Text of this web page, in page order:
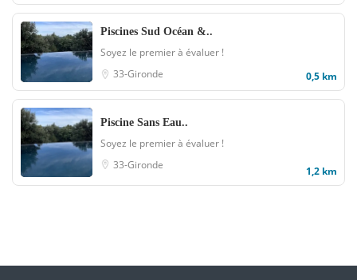
Piscines Sud Océan &..
Soyez le premier à évaluer !
33-Gironde
0,5 km
Piscine Sans Eau..
Soyez le premier à évaluer !
33-Gironde
1,2 km